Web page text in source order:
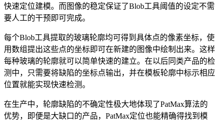
快速定位建模。而图像的稳定保证了Blob工具阈值的设定不需
要人工的干预即可完成。
每个Blob工具提取的玻璃轮廓均可得到具体点的像素坐标，使
用数组提出这些点的坐标即可在新建的图像中绘制出来。这样
每种玻璃的轮廓就可以简单快速的建立。在以后同类产品的检
测中，只需要将缺陷的坐标点输出，并在模板轮廓中标示相应
位置就能实现快速检测。
在生产中，轮廓缺陷的不确定性极大地体现了PatMax算法的
优势，即便是大缺口的产品，PatMax定位也能精确得找到模